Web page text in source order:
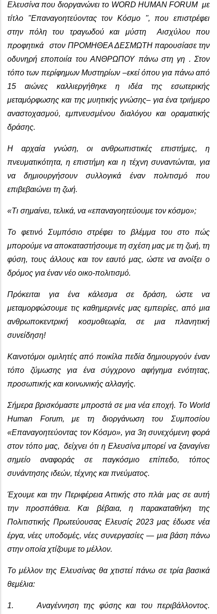
Ελευσίνα που διοργανώνει το WORD HUMAN FORUM με
τίτλο "Επαναγοητεύοντας τον Κόσμο '', που επιστρέφει
στην πόλη του τραγωδού και μύστη Αισχύλου που
προφητικά στον ΠΡΟΜΗΘΕΑ ΔΕΣΜΩΤΗ παρουσίασε την
οδυνηρή εποποιία του ΑΝΘΡΩΠΟΥ πάνω στη γη . Στον
τόπο των περίφημων Μυστηρίων –εκεί όπου για πάνω από
15 αιώνες καλλιεργήθηκε η ιδέα της εσωτερικής
μεταμόρφωσης και της μυητικής γνώσης– για ένα τριήμερο
αναστοχασμού, εμπνευσμένου διαλόγου και οραματικής
δράσης.
Η αρχαία γνώση, οι ανθρωπιστικές επιστήμες, η
πνευματικότητα, η επιστήμη και η τέχνη συναντώνται, για
να δημιουργήσουν συλλογικά έναν πολιτισμό που
επιβεβαιώνει τη ζωή.
«Tι σημαίνει, τελικά, να «επαναγοητεύουμε τον κόσμο»;
Το φετινό Συμπόσιο στρέφει το βλέμμα του στο πώς
μπορούμε να αποκαταστήσουμε τη σχέση μας με τη ζωή, τη
φύση, τους άλλους και τον εαυτό μας, ώστε να ανοίξει ο
δρόμος για έναν νέο οικο-πολιτισμό.
Πρόκειται για ένα κάλεσμα σε δράση, ώστε να
μεταμορφώσουμε τις καθημερινές μας εμπειρίες, από μια
ανθρωποκεντρική κοσμοθεωρία, σε μια πλανητική
συνείδηση!
Καινοτόμοι ομιλητές από ποικίλα πεδία δημιουργούν έναν
τόπο ζύμωσης για ένα σύγχρονο αφήγημα ενότητας,
προσωπικής και κοινωνικής αλλαγής.
Σήμερα βρισκόμαστε μπροστά σε μια νέα εποχή. Το World
Human Forum, με τη διοργάνωση του Συμποσίου
«Επαναγοητεύοντας τον Κόσμο», για 3η συνεχόμενη φορά
στον τόπο μας, δείχνει ότι η Ελευσίνα μπορεί να ξαναγίνει
σημείο αναφοράς σε παγκόσμιο επίπεδο, τόπος
συνάντησης ιδεών, τέχνης και πνεύματος.
Έχουμε και την Περιφέρεια Αττικής στο πλάι μας σε αυτή
την προσπάθεια. Και βέβαια, η παρακαταθήκη της
Πολιτιστικής Πρωτεύουσας Ελευσίς 2023 μας έδωσε νέα
έργα, νέες υποδομές, νέες συνεργασίες — μια βάση πάνω
στην οποία χτίζουμε το μέλλον.
Το μέλλον της Ελευσίνας θα χτιστεί πάνω σε τρία βασικά
θεμέλια:
1. Αναγέννηση της φύσης και του περιβάλλοντος.